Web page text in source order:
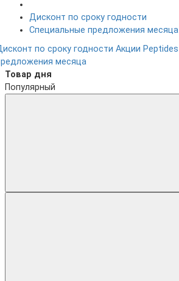
Дисконт по сроку годности
Специальные предложения месяца
по сроку годности Акции Peptides
месяца
Товар дня
Популярный